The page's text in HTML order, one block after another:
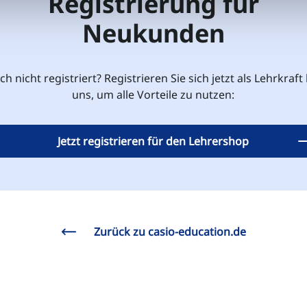
Neukunden
nicht registriert? Registrieren Sie sich jetzt als Lehrkraft
uns, um alle Vorteile zu nutzen:
Jetzt registrieren für den Lehrershop
Zurück zu casio-education.de